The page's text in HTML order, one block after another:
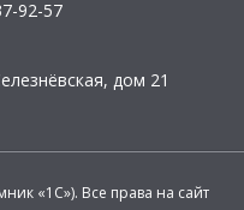
92-57
дом 21
«1С»). Все права на сайт